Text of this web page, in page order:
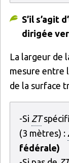
S’il s’agit
dirigée
La largeur de
mesure entre
de la surface
-Si ZT
(3 mètres) :
fédérale)